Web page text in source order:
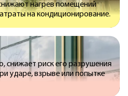
нагрев помещений
на кондиционирование.
снижает риск его разрушения
ударе, взрыве или попытке